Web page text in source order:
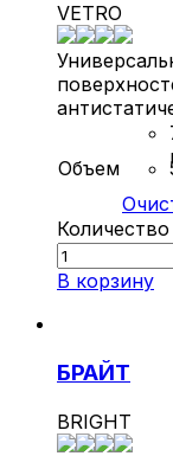
VETRO
Объем
В корзину
БРАЙТ
BRIGHT